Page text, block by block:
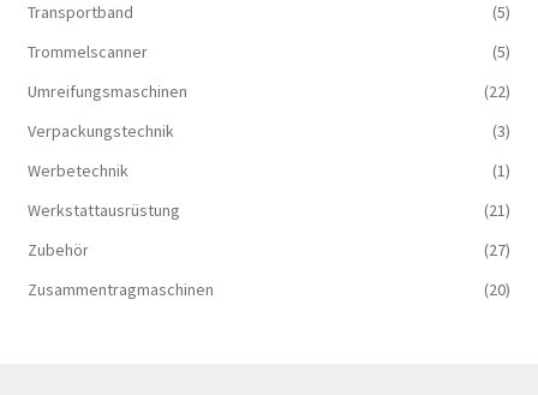
Transportband
(5)
Trommelscanner
(5)
Umreifungsmaschinen
(22)
Verpackungstechnik
(3)
Werbetechnik
(1)
Werkstattausrüstung
(21)
Zubehör
(27)
Zusammentragmaschinen
(20)